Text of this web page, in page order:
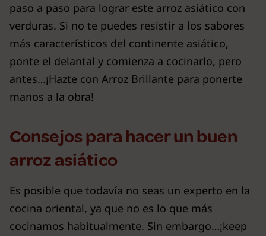
paso a paso para lograr este arroz asiático con
verduras. Si no te puedes resistir a los sabores
más característicos del continente asiático,
ponte el delantal y comienza a cocinarlo, pero
antes…¡Hazte con Arroz Brillante para ponerte
manos a la obra!
Consejos para hacer un buen
arroz asiático
Es posible que todavía no seas un experto en la
cocina oriental, ya que no es lo que más
cocinamos habitualmente. Sin embargo…¡keep